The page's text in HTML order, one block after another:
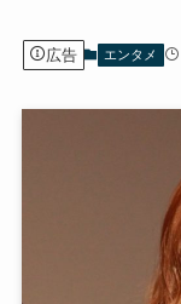
広告 エンタメ